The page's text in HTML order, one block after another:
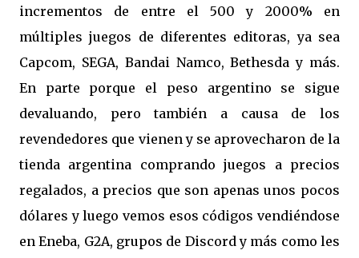
incrementos de entre el 500 y 2000% en
múltiples juegos de diferentes editoras, ya sea
Capcom, SEGA, Bandai Namco, Bethesda y más.
En parte porque el peso argentino se sigue
devaluando, pero también a causa de los
revendedores que vienen y se aprovecharon de la
tienda argentina comprando juegos a precios
regalados, a precios que son apenas unos pocos
dólares y luego vemos esos códigos vendiéndose
en Eneba, G2A, grupos de Discord y más como les